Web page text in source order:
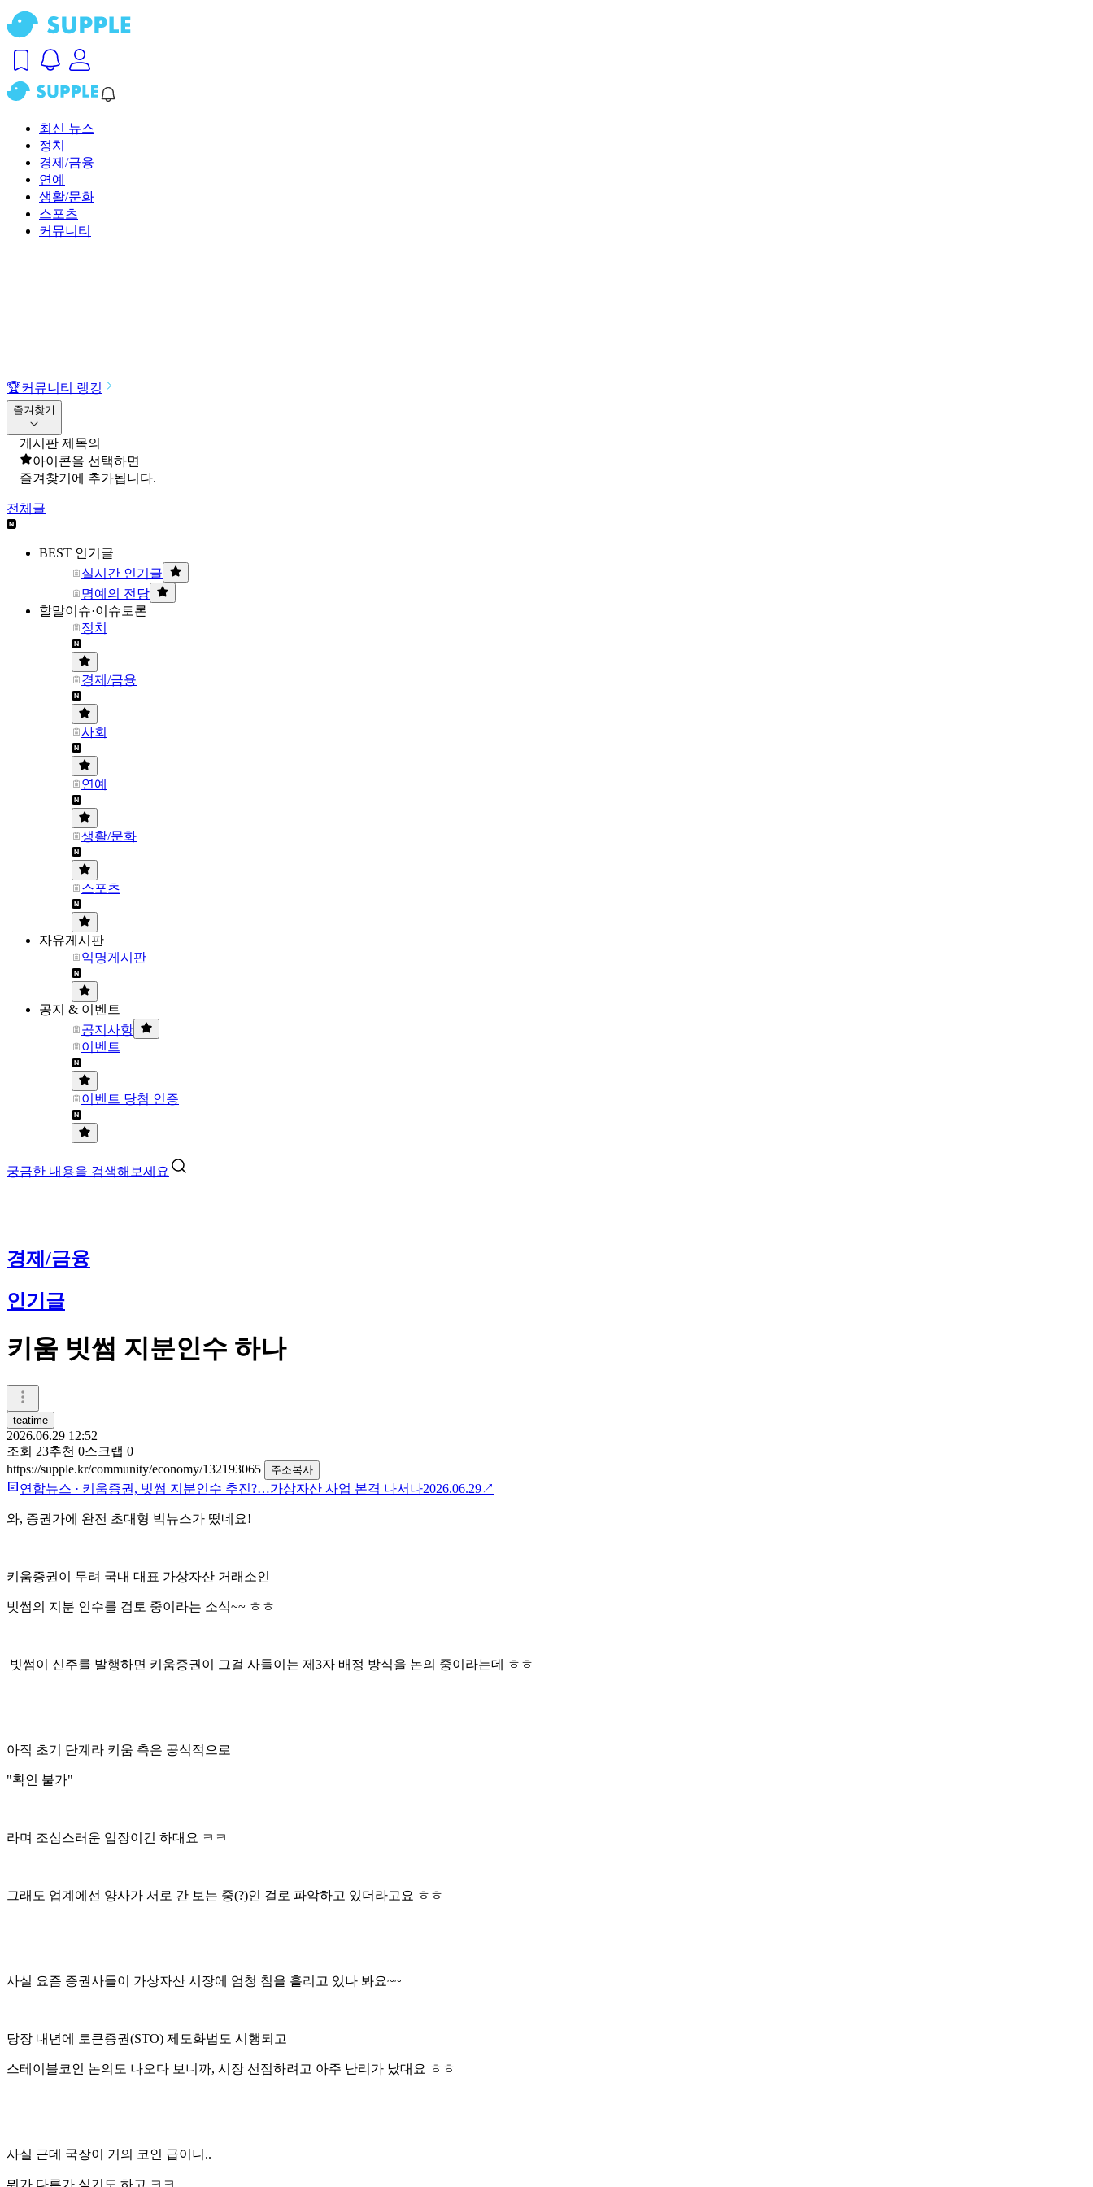
최신 뉴스
정치
경제/금융
연예
생활/문화
스포츠
커뮤니티
🏆커뮤니티 랭킹
즐겨찾기
게시판 제목의
아이콘을 선택하면
즐겨찾기에 추가됩니다.
전체글
BEST 인기글
실시간 인기글
명예의 전당
할말이슈·이슈토론
정치
경제/금융
사회
연예
생활/문화
스포츠
자유게시판
익명게시판
공지 & 이벤트
공지사항
이벤트
이벤트 당첨 인증
궁금한 내용을 검색해보세요
경제/금융
인기글
키움 빗썸 지분인수 하나
teatime
2026.06.29 12:52
조회 23추천 0스크랩 0
https://supple.kr/community/economy/132193065
주소복사
연합뉴스 · 키움증권, 빗썸 지분인수 추진?…가상자산 사업 본격 나서나2026.06.29↗
와, 증권가에 완전 초대형 빅뉴스가 떴네요!
키움증권이 무려 국내 대표 가상자산 거래소인
빗썸의 지분 인수를 검토 중이라는 소식~~ ㅎㅎ
빗썸이 신주를 발행하면 키움증권이 그걸 사들이는 제3자 배정 방식을 논의 중이라는데 ㅎㅎ
아직 초기 단계라 키움 측은 공식적으로
"확인 불가"
라며 조심스러운 입장이긴 하대요 ㅋㅋ
그래도 업계에선 양사가 서로 간 보는 중(?)인 걸로 파악하고 있더라고요 ㅎㅎ
사실 요즘 증권사들이 가상자산 시장에 엄청 침을 흘리고 있나 봐요~~
당장 내년에 토큰증권(STO) 제도화법도 시행되고
스테이블코인 논의도 나오다 보니까, 시장 선점하려고 아주 난리가 났대요 ㅎㅎ
사실 근데 국장이 거의 코인 급이니..
뭐가 다른가 싶기도 하고 ㅋㅋ